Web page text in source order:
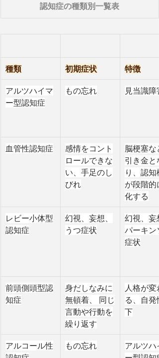
認知症の種類別一覧表
種類 初期症状 特徴
アルツハイマ
ー型認知症
もの忘れ 見当識障害
血管性認知症
感情をコント
ロールできな
い、手足のし
びれ
脳梗塞な
引き金とな
り、認知
が段階的
化する
レビー小体型
認知症
幻視、妄想、
うつ症状
幻視、妄
パーキン
症状
前頭側頭型認
知症
身だしなみに
無頓着、 同じ
言動や行動を
繰り返す
人格が変わ
る、自発
下
アルコール性
もの忘れ
アルツハ